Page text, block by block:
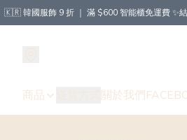
🇰🇷 韓國服飾 9 折 ｜ 滿 $600 智能櫃免運費 ✨
商品 關於我們